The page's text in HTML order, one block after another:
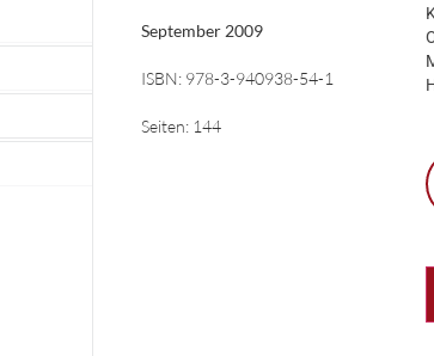
September 2009
ISBN: 978-3-940938-54-1
Seiten: 144